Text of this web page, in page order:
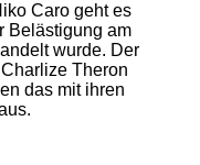
Caro geht es
Belästigung am
wurde. Der
Theron
das mit ihren